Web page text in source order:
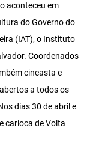
aconteceu em
do Governo do
(IAT), o Instituto
Coordenados
cineasta e
a todos os
dias 30 de abril e
carioca de Volta